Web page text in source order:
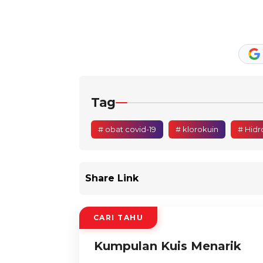
Tag
# obat covid-19 # klorokuin #
Share Link
CARI TAHU
Kumpulan Kuis Menarik